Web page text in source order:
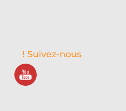
Suivez-nous !